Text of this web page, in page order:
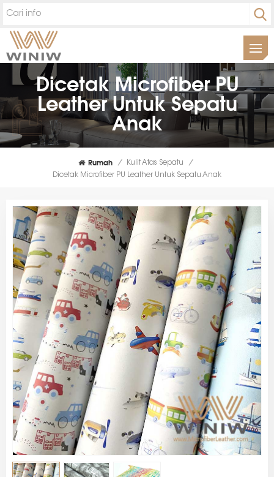
Dicetak Microfiber PU
Leather Untuk Sepatu
Anak
Rumah / Kulit Atas Sepatu
/
Dicetak Microfiber PU Leather Untuk Sepatu Anak